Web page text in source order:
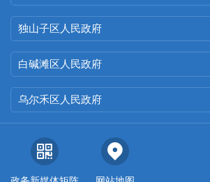
独山子区人民政府
白碱滩区人民政府
乌尔禾区人民政府